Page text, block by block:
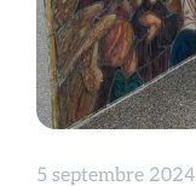
5 septembre 2024